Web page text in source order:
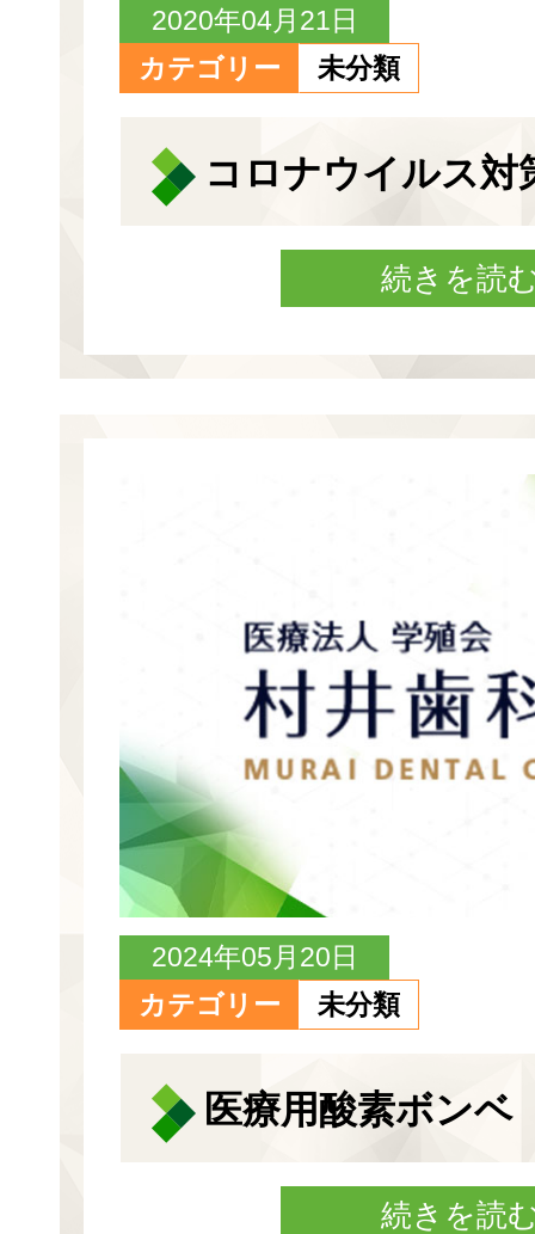
2020年04月21日
カテゴリー
未分類
コロナウイルス対
続きを読
2024年05月20日
カテゴリー
未分類
医療用酸素ボンベ
続きを読